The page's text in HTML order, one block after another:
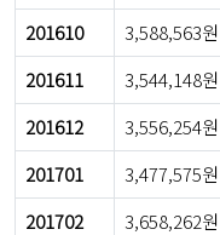
201610
3,588,563원
201611
3,544,148원
201612
3,556,254원
201701
3,477,575원
201702
3,658,262원